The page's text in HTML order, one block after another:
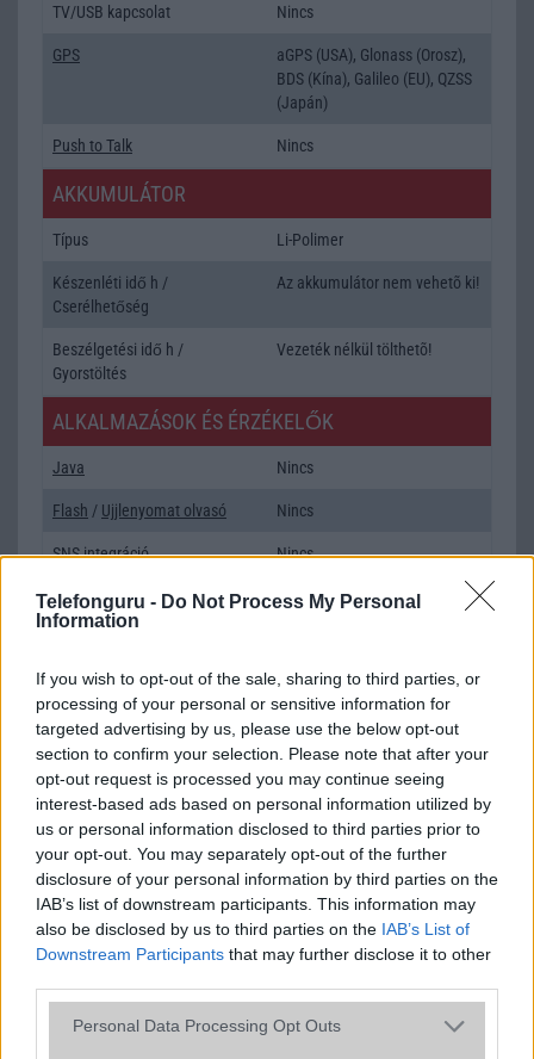
Telefonguru - Do Not Process My Personal
Information
If you wish to opt-out of the sale, sharing to third parties, or
processing of your personal or sensitive information for
targeted advertising by us, please use the below opt-out
section to confirm your selection. Please note that after your
opt-out request is processed you may continue seeing
interest-based ads based on personal information utilized by
us or personal information disclosed to third parties prior to
your opt-out. You may separately opt-out of the further
disclosure of your personal information by third parties on the
IAB’s list of downstream participants. This information may
also be disclosed by us to third parties on the IAB’s List of
Downstream Participants that may further disclose it to other
Please note that this website/app uses one or more Google
Personal Data Processing Opt Outs
TV/USB kapcsolat Nincs
GPS
aGPS (USA), Glonass (Orosz),
BDS (Kína), Galileo (EU), QZSS
(Japán)
Push to Talk Nincs
AKKUMULÁTOR
Típus Li-Polimer
Készenléti idő h /
Cserélhetőség
Az akkumulátor nem vehetõ ki!
Beszélgetési idő h /
Gyorstöltés
Vezeték nélkül tölthetõ!
ALKALMAZÁSOK ÉS ÉRZÉKELŐK
Java Nincs
Flash / Ujjlenyomat olvasó Nincs
SNS integráció Nincs
Organizer alap szolgáltatás
Office alkalmazások Nincs
Iránytũ ecompass
EGYÉB
Vibra jelzés alap szolgáltatás
SIM típus Nincs
SIM-ek száma 0
Flight mode Nincs
Terület Globális